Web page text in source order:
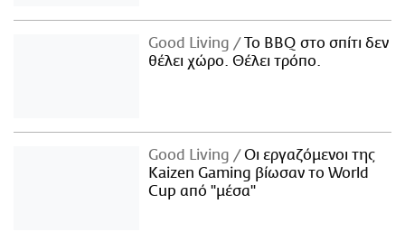
Good Living
Το BBQ στο σπίτι δεν
θέλει χώρο. Θέλει τρόπο.
Good Living
Οι εργαζόμενοι της
Kaizen Gaming βίωσαν το World
Cup από "μέσα"